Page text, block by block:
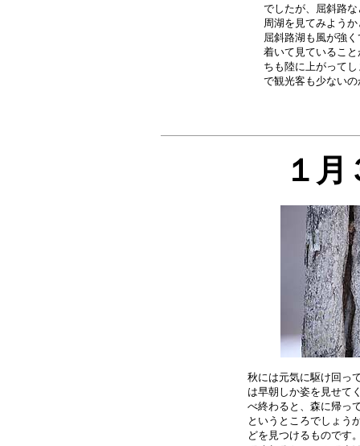
でしたが、屈斜路
周湖を見てみよう
屈斜路湖も風が強
着いて見ているこ
ちも陸に上がって
１
秋には元気に駆け回っ
は早朝しか姿を見せて
べ終わると、森に帰っ
というところでしょう
どを見つけるものです